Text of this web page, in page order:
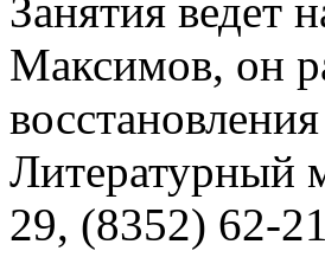
Занятия ведет
Максимов, он
Литературный
29, (8352) 62-